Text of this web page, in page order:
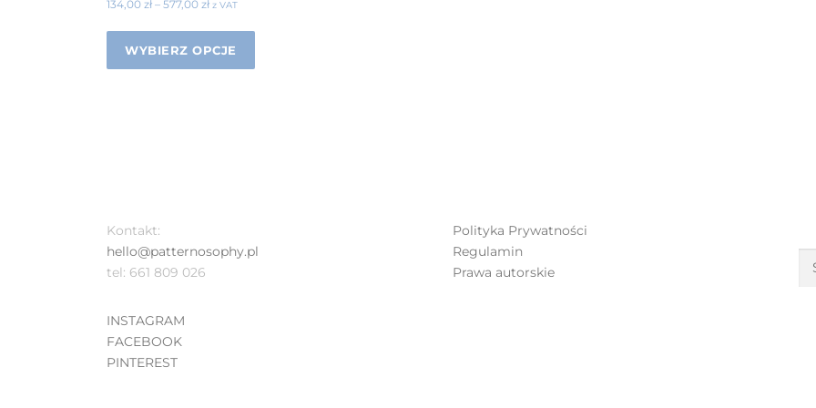
134,00 zł – 577,00 zł z VAT
WYBIERZ OPCJE
Kontakt:
hello@patternosophy.pl
tel: 661 809 026
INSTAGRAM
FACEBOOK
PINTEREST
Polityka Prywatności
Regulamin
Prawa autorskie